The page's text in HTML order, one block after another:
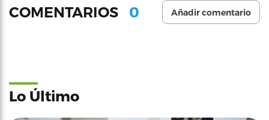
COMENTARIOS 0 Añadir comentario
Lo Último